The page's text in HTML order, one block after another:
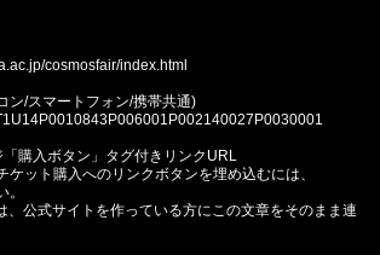
cosmosfair/index.html
ン/スマートフォン/携帯共通)
購入ボタン」タグ付きリンクURL
ケット購入へのリンクボタンを埋め込むには、
、公式サイトを作っている方にこの文章をそのまま連